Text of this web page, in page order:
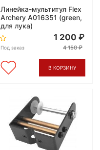
Линейка-мультитул Flex
Archery A016351 (green,
для лука)
Под заказ
1 200
4 150
В КОРЗИНУ